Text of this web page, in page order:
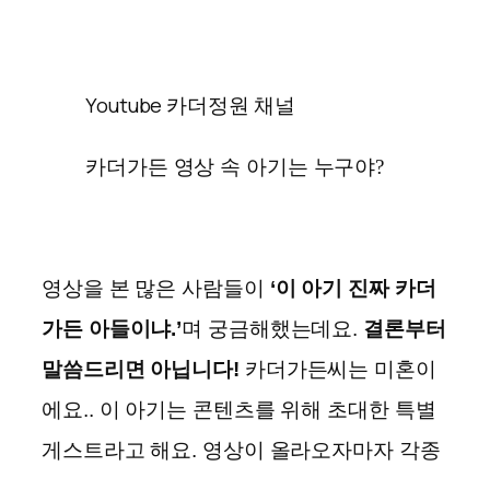
Youtube 카더정원 채널
카더가든 영상 속 아기는 누구야?
영상을 본 많은 사람들이 ‘이 아기 진짜 카더
가든 아들이냐.’며 궁금해했는데요. 결론부터
말씀드리면 아닙니다! 카더가든씨는 미혼이
에요.. 이 아기는 콘텐츠를 위해 초대한 특별
게스트라고 해요. 영상이 올라오자마자 각종